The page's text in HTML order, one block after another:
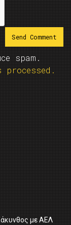
spam.
processed.
με ΑΕΛ